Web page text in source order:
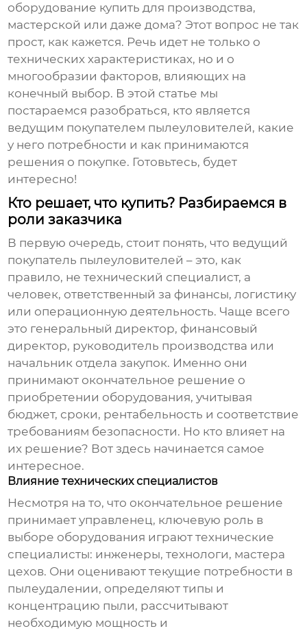
оборудование купить для производства,
мастерской или даже дома? Этот вопрос не так
прост, как кажется. Речь идет не только о
технических характеристиках, но и о
многообразии факторов, влияющих на
конечный выбор. В этой статье мы
постараемся разобраться, кто является
ведущим покупателем пылеуловителей, какие
у него потребности и как принимаются
решения о покупке. Готовьтесь, будет
интересно!
Кто решает, что купить? Разбираемся в
роли заказчика
В первую очередь, стоит понять, что ведущий
покупатель пылеуловителей – это, как
правило, не технический специалист, а
человек, ответственный за финансы, логистику
или операционную деятельность. Чаще всего
это генеральный директор, финансовый
директор, руководитель производства или
начальник отдела закупок. Именно они
принимают окончательное решение о
приобретении оборудования, учитывая
бюджет, сроки, рентабельность и соответствие
требованиям безопасности. Но кто влияет на
их решение? Вот здесь начинается самое
интересное.
Влияние технических специалистов
Несмотря на то, что окончательное решение
принимает управленец, ключевую роль в
выборе оборудования играют технические
специалисты: инженеры, технологи, мастера
цехов. Они оценивают текущие потребности в
пылеудалении, определяют типы и
концентрацию пыли, рассчитывают
необходимую мощность и